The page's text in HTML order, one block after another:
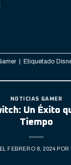
Etiquetado
NOTICIAS GAMER
Un Éxito
Tiempo
FEBRERO 8, 2024 POR